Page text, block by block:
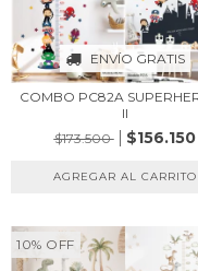
ENVÍO GRATIS
COMBO PC82A
II
$173.500
$156.150
10% OFF